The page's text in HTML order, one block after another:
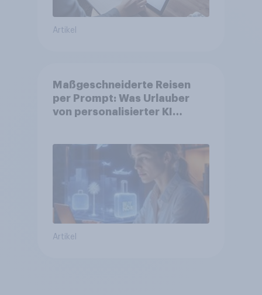
Artikel
Maßgeschneiderte Reisen
per Prompt: Was Urlauber
von personalisierter KI
bereits genutzt werden
Artikel